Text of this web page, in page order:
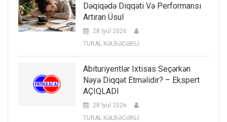
Dəqiqədə Diqqəti Və Performansı
Artıran Üsul
28 İyul 2026
TURAL KƏLBƏCƏRLİ
Abituriyentlər Ixtisas Seçərkən
Nəyə Diqqət Etməlidir? – Ekspert
AÇIQLADI
28 İyul 2026
TURAL KƏLBƏCƏRLİ